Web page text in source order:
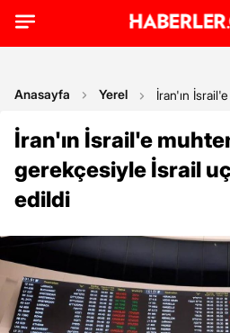
Anasayfa Yerel İran'ın
İran'ın İsrail'e
gerekçesiyle İsrail
edildi